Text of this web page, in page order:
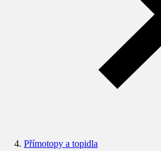
Přímotopy a topidla